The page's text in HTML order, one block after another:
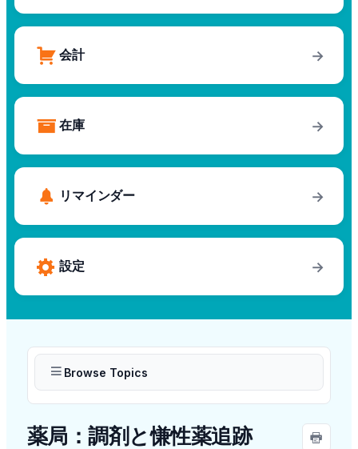
会計 →
在庫 →
リマインダー →
設定 →
Browse Topics
薬局：調剤と慊性薬追跡